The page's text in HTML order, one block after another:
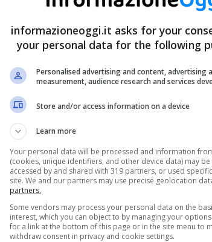
non troppo nascosto di molti
meno proibitiva se si utilizzano gli
informazioneoggi.it asks for your
your personal data for the following
Personalised advertising and content, advertising
measurement, audience research and services
Store and/or access information on a device
Learn more
Your personal data will be processed and information
(cookies, unique identifiers, and other device data) may
accessed by and shared with 319 partners, or used
site. We and our partners may use precise geolocation
partners.
Some vendors may process your personal data on the
interest, which you can object to by managing your
for a link at the bottom of this page or in the site menu to
withdraw consent in privacy and cookie settings.